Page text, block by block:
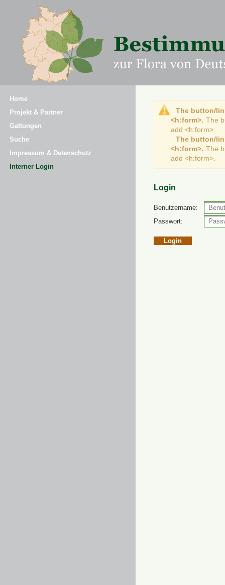
Home
Projekt & Partner
Gattungen
Suche
Impressum & Datenschutz
Interner Login
The button/
<h:form>. The
add <h:form>.
The button/
<h:form>. The
add <h:form>.
Login
Benutzername:
Passwort: